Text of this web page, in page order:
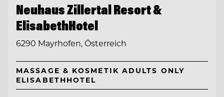
Neuhaus Zillertal Resort &
ElisabethHotel
6290 Mayrhofen, Österreich
MASSAGE & KOSMETIK ADULTS ONLY
ELISABETHHOTEL